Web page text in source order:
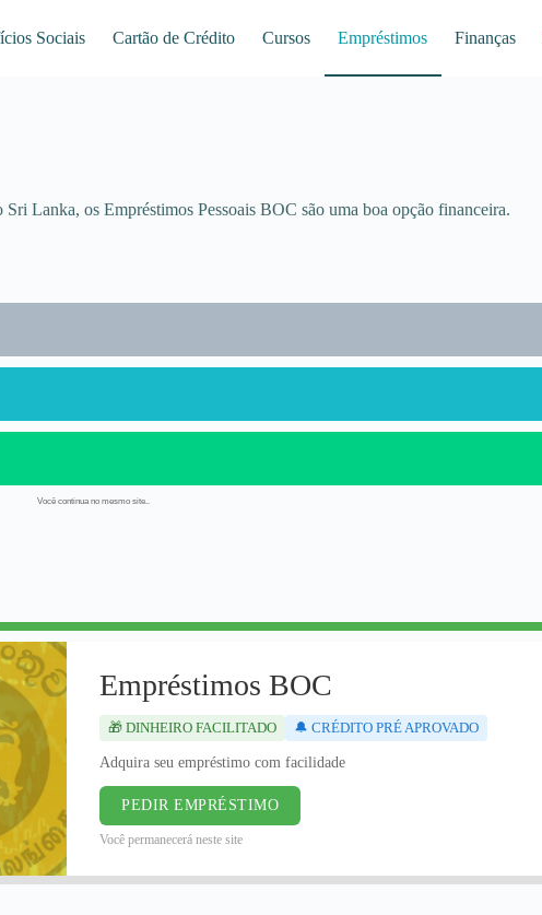
Sociais Cartão de Crédito Cursos Empréstimos Finanças
Lanka, os Empréstimos Pessoais BOC são uma boa opção financeira.
Você continua no mesmo site..
Empréstimos BOC
🎁 DINHEIRO FACILITADO 🔔 CRÉDITO PRÉ APROVADO
Adquira seu empréstimo com facilidade
PEDIR EMPRÉSTIMO
Você permanecerá neste site